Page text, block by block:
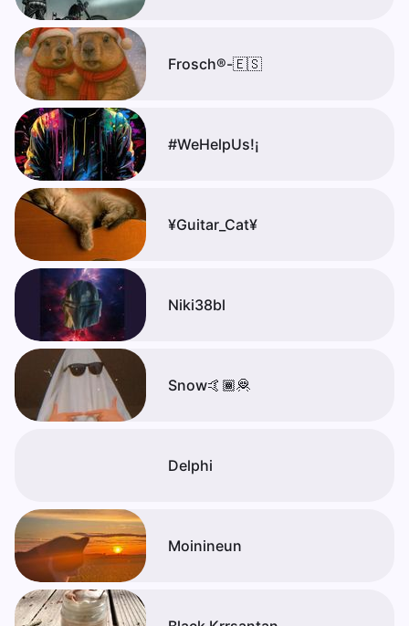
Frosch®-🇪🇸
#WeHelpUs!¡
¥Guitar_Cat¥
Niki38bl
Snow🤙🏾🦧
Delphi
Moinineun